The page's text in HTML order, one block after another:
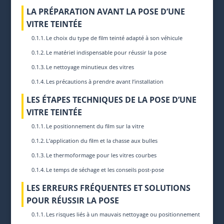
LA PRÉPARATION AVANT LA POSE D’UNE
VITRE TEINTÉE
Le choix du type de film teinté adapté à son véhicule
Le matériel indispensable pour réussir la pose
Le nettoyage minutieux des vitres
Les précautions à prendre avant l’installation
LES ÉTAPES TECHNIQUES DE LA POSE D’UNE
VITRE TEINTÉE
Le positionnement du film sur la vitre
L’application du film et la chasse aux bulles
Le thermoformage pour les vitres courbes
Le temps de séchage et les conseils post-pose
LES ERREURS FRÉQUENTES ET SOLUTIONS
POUR RÉUSSIR LA POSE
Les risques liés à un mauvais nettoyage ou positionnement